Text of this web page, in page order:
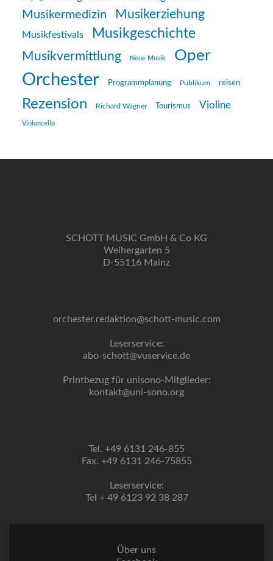
Musikermedizin Musikerziehung
Musikfestivals Musikgeschichte
Musikvermittlung Neue Musik Oper
Orchester Programmplanung Publikum reisen
Rezension Richard Wagner Tourismus Violine
Violoncello
SCHOTT MUSIC GmbH & Co KG
Weihergarten 5
D-55116 Mainz
orchester.redaktion@schott-music.com
Leserservice:
abo-schott@vuservice.de
Printbezug für unisono-Mitglieder:
kontakt@uni-sono.org
Tel. +49 6131 246-855
Fax. +49 6131 246-75855
Leserservice:
Tel + 49 6123 92 38 287
Über uns